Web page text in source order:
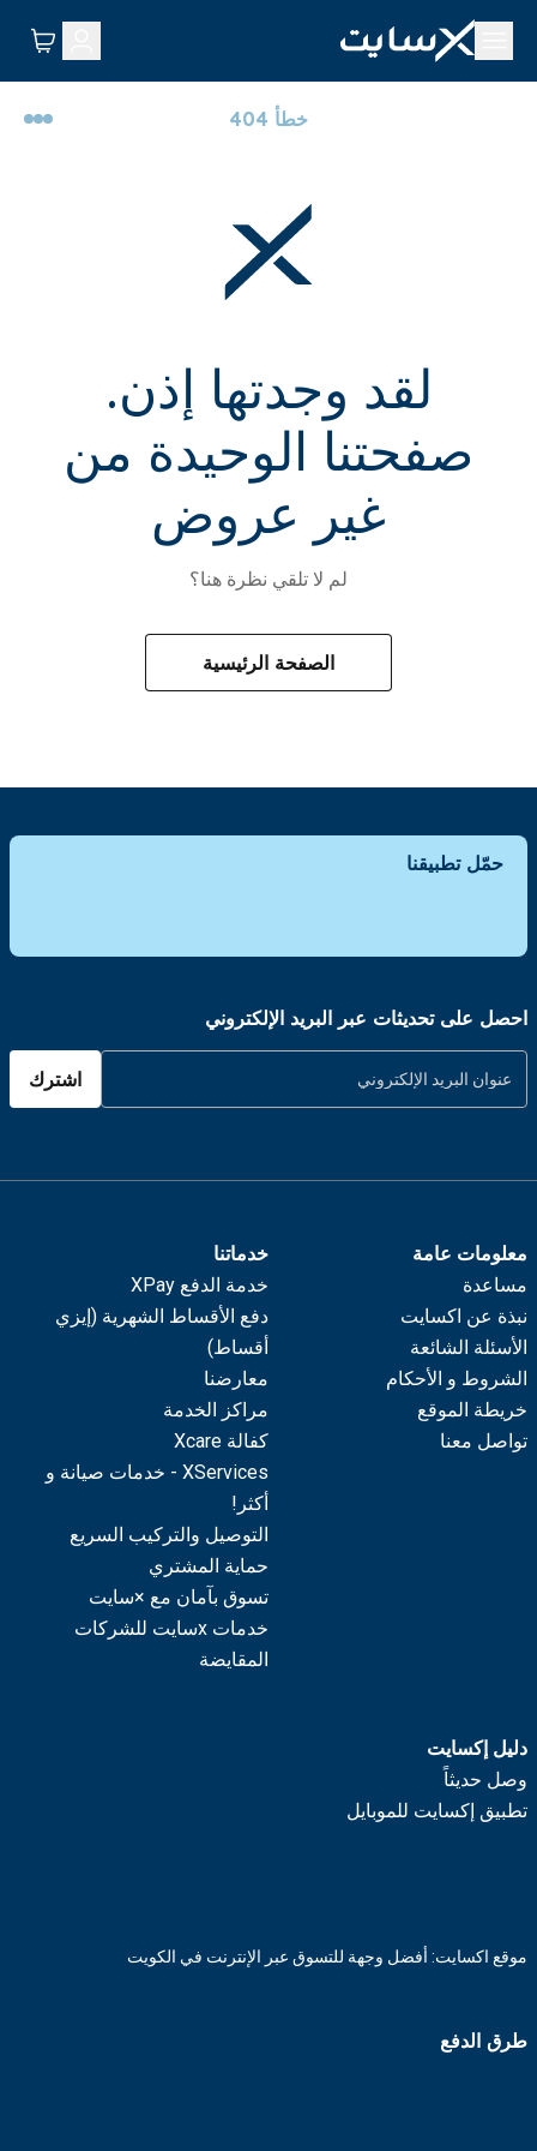
خطأ 404
لقد وجدتها إذن.
صفحتنا الوحيدة من
غير عروض
لم لا تلقي نظرة هنا؟
الصفحة الرئيسية
حمّل تطبيقنا
احصل على تحديثات عبر البريد الإلكتروني
اشترك
معلومات عامة
مساعدة
نبذة عن اكسايت
الأسئلة الشائعة
الشروط و الأحكام
خريطة الموقع
تواصل معنا
خدماتنا
خدمة الدفع XPay
دفع الأقساط الشهرية (إيزي
أقساط)
معارضنا
مراكز الخدمة
كفالة Xcare
XServices - خدمات صيانة و
أكثر!
التوصيل والتركيب السريع
حماية المشتري
تسوق بآمان مع ×سايت
خدمات xسايت للشركات
المقايضة
دليل إكسايت
وصل حديثاً
تطبيق إكسايت للموبايل
موقع اكسايت: أفضل وجهة للتسوق عبر الإنترنت في الكويت
طرق الدفع